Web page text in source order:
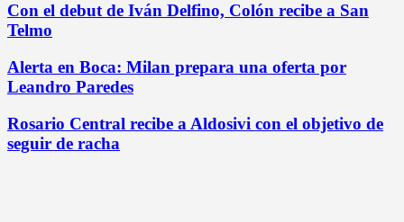
Con el debut de Iván Delfino, Colón recibe a San
Telmo
Alerta en Boca: Milan prepara una oferta por
Leandro Paredes
Rosario Central recibe a Aldosivi con el objetivo de
seguir de racha